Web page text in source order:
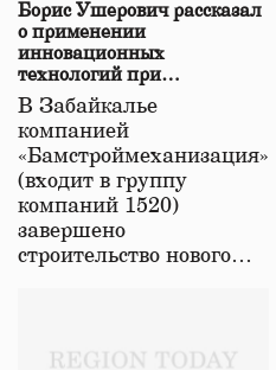
Борис Ушерович рассказал
о применении
инновационных
технологий при
строительстве нового моста
в Забайкалье
В Забайкалье
компанией
«Бамстроймеханизация»
(входит в группу
компаний 1520)
завершено
строительство нового…